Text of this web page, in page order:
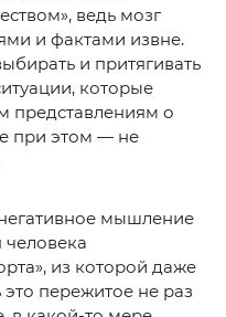
ведь мозг
и фактами извне.
и притягивать
которые
представлениям о
при этом — не
мышление
человека
из которой даже
это пережитое не раз